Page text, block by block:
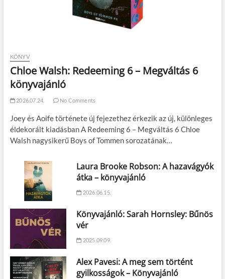
KÖNYV
Chloe Walsh: Redeeming 6 – Megváltás 6
könyvajánló
2026.07.24. No Comments
Joey és Aoife története új fejezethez érkezik az új, különleges
éldekorált kiadásban A Redeeming 6 – Megváltás 6 Chloe
Walsh nagysikerű Boys of Tommen sorozatának…
Laura Brooke Robson: A hazavágyók
átka – könyvajánló
2026.06.15.
Könyvajánló: Sarah Hornsley: Bűnös
vér
2025.09.09.
Alex Pavesi: A meg sem történt
gyilkosságok – Könyvajánló